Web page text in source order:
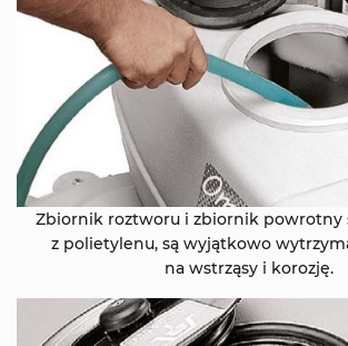
Zbiornik roztworu i zbiornik powrotny
z polietylenu, są wyjątkowo
na wstrząsy i korozję.